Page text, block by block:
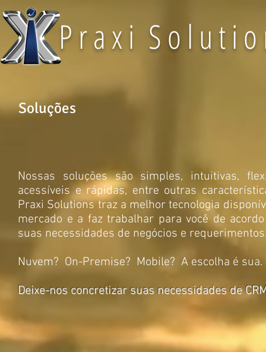
P r a x i S o l u t i o
Soluções
Nossas soluções são simples, intuitivas,
acessíveis e rápidas, entre outras
Praxi Solutions traz a melhor tecnologia
mercado e a faz trabalhar para você de
suas necessidades de negócios e
Nuvem? On-Premise? Mobile? A escolha é sua.
Deixe-nos concretizar suas necessidades de